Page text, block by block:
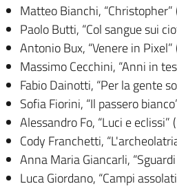
Matteo Bianchi,
Paolo Butti, “Col sangue sui
Antonio Bux, “Venere in
Massimo Cecchini, “Anni in
Fabio Dainotti, “Per la gente
Sofia Fiorini, “Il passero
Alessandro Fo, “Luci e eclissi”
Cody Franchetti,
Anna Maria Giancarli,
Luca Giordano, “Campi